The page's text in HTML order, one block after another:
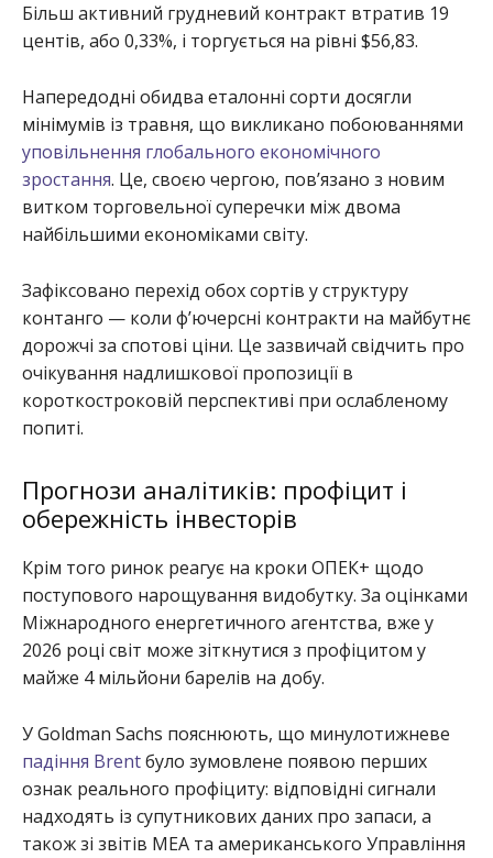
Більш активний грудневий контракт втратив 19
центів, або 0,33%, і торгується на рівні $56,83.
Напередодні обидва еталонні сорти досягли
мінімумів із травня, що викликано побоюваннями
уповільнення глобального економічного
зростання. Це, своєю чергою, пов’язано з новим
витком торговельної суперечки між двома
найбільшими економіками світу.
Зафіксовано перехід обох сортів у структуру
контанго — коли ф’ючерсні контракти на майбутнє
дорожчі за спотові ціни. Це зазвичай свідчить про
очікування надлишкової пропозиції в
короткостроковій перспективі при ослабленому
попиті.
Прогнози аналітиків: профіцит і
обережність інвесторів
Крім того ринок реагує на кроки ОПЕК+ щодо
поступового нарощування видобутку. За оцінками
Міжнародного енергетичного агентства, вже у
2026 році світ може зіткнутися з профіцитом у
майже 4 мільйони барелів на добу.
У Goldman Sachs пояснюють, що минулотижневе
падіння Brentбуло зумовлене появою перших
ознак реального профіциту: відповідні сигнали
надходять із супутникових даних про запаси, а
також зі звітів МЕА та американського Управління